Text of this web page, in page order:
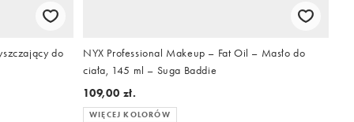
do
NYX Professional Makeup – Fat Oil – Masło do
ciała, 145 ml – Suga Baddie
109,00 zł.
WIĘCEJ KOLORÓW